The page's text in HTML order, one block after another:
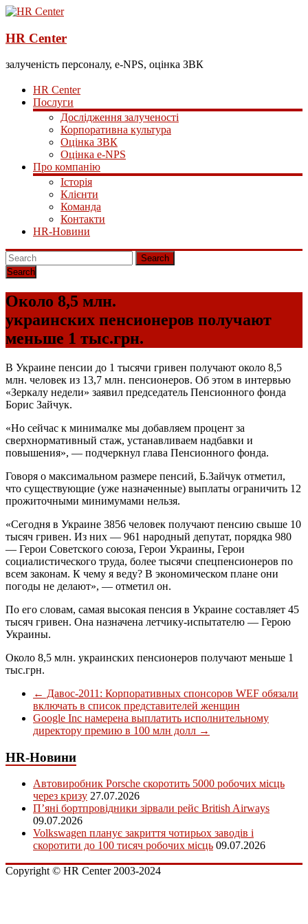
HR Center
залученість персоналу, e-NPS, оцінка ЗВК
HR Center
Послуги
Дослідження залученості
Корпоративна культура
Оцінка ЗВК
Оцінка e-NPS
Про компанію
Історія
Клієнти
Команда
Контакти
HR-Новини
Search
Около 8,5 млн.
украинских пенсионеров получают
меньше 1 тыс.грн.
В Украине пенсии до 1 тысячи гривен получают около 8,5
млн. человек из 13,7 млн. пенсионеров. Об этом в интервью
«Зеркалу недели» заявил председатель Пенсионного фонда
Борис Зайчук.
«Но сейчас к минималке мы добавляем процент за
сверхнормативный стаж, устанавливаем надбавки и
повышения», — подчеркнул глава Пенсионного фонда.
Говоря о максимальном размере пенсий, Б.Зайчук отметил,
что существующие (уже назначенные) выплаты ограничить 12
прожиточными минимумами нельзя.
«Сегодня в Украине 3856 человек получают пенсию свыше 10
тысяч гривен. Из них — 961 народный депутат, порядка 980
— Герои Советского союза, Герои Украины, Герои
социалистического труда, более тысячи спецпенсионеров по
всем законам. К чему я веду? В экономическом плане они
погоды не делают», — отметил он.
По его словам, самая высокая пенсия в Украине составляет 45
тысяч гривен. Она назначена летчику-испытателю — Герою
Украины.
Около 8,5 млн. украинских пенсионеров получают меньше 1
тыс.грн.
← Давос-2011: Корпоративных спонсоров WEF обязали
включать в список представителей женщин
Google Inc намерена выплатить исполнительному
директору премию в 100 млн долл →
HR-Новини
Автовиробник Porsche скоротить 5000 робочих місць
через кризу 27.07.2026
П’яні бортпровідники зірвали рейс British Airways
09.07.2026
Volkswagen планує закриття чотирьох заводів і
скоротити до 100 тисяч робочих місць 09.07.2026
Copyright © HR Center 2003-2024